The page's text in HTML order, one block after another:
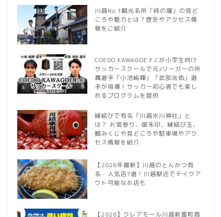
川越No.1観光名所「時の鐘」の見ど
ころや魅力とは？歴史やアクセス情
報をご紹介
COEDO KAWAGOE F.Cが小学生向け
サッカースクールで元Jリーガーの所
属選手「小池純輝」「武部洸佑」選
手が指導！サッカー初心者でも楽し
めるプログラムを提供
縁結びで有名「川越氷川神社」と
は？ お宮参り、御朱印、縁結び玉、
鯛みくじや見どころや駐車場やアク
セス情報を紹介
【2026年最新】川越のとんかつ有
名・人気店7選！川越駅近でテイクア
ウト可能なお店も
【2026】クレアモール川越新富町商